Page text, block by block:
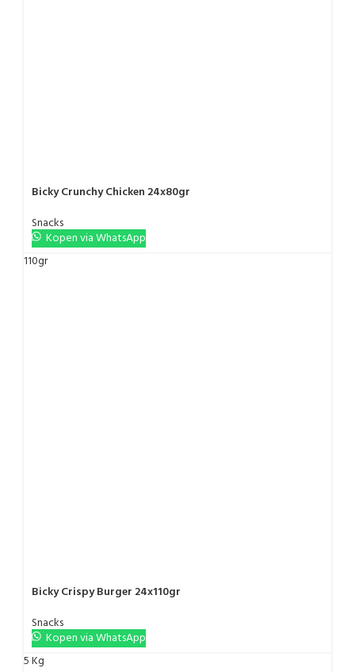
Bicky Crunchy Chicken 24x80gr
Snacks
Kopen via WhatsApp
110gr
Bicky Crispy Burger 24x110gr
Snacks
Kopen via WhatsApp
5 Kg